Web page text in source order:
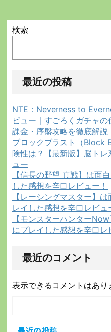
検索
最近の投稿
NTE：Neverness to
ビュー｜すごろくガチャ
課金・序盤攻略を徹底解説
ブロックブラスト（Block
険性は？【最新版】脳ト
ュー
【信長の野望 真戦】は面
した感想を辛口レビュー！
【レーシングマスター】
レイした感想を辛口レビュ
【モンスターハンター
にプレイした感想を辛口レ
最近のコメント
表示できるコメントはあり